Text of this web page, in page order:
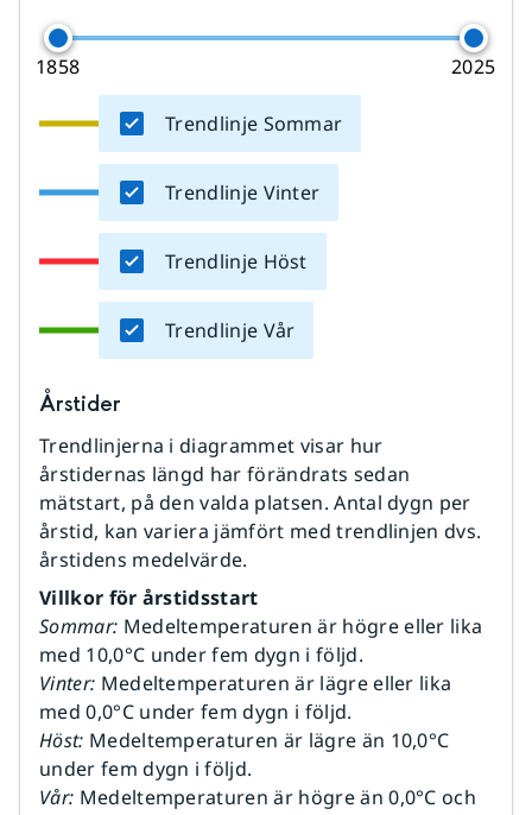
1858 2025
Trendlinje Sommar
Trendlinje Vinter
Trendlinje Höst
Trendlinje Vår
Årstider
Trendlinjerna i diagrammet visar hur
årstidernas längd har förändrats sedan
mätstart, på den valda platsen. Antal dygn per
årstid, kan variera jämfört med trendlinjen dvs.
årstidens medelvärde.
Villkor för årstidsstart
Sommar: Medeltemperaturen är högre eller lika
med 10,0°C under fem dygn i följd.
Vinter: Medeltemperaturen är lägre eller lika
med 0,0°C under fem dygn i följd.
Höst: Medeltemperaturen är lägre än 10,0°C
under fem dygn i följd.
Vår: Medeltemperaturen är högre än 0,0°C och